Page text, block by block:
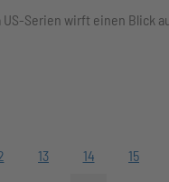
Serien wirft einen Blick
13 14 15